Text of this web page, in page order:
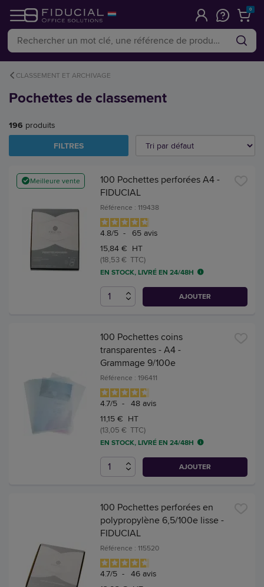
0
CLASSEMENT ET ARCHIVAGE
Pochettes de classement
196 produits
FILTRES
Meilleure vente
100 Pochettes perforées A4 -
FIDUCIAL
Référence : 119438
4.8/5 - 65 avis
15,84 € HT
(18,53 € TTC)
EN STOCK, LIVRÉ EN 24/48H
AJOUTER
100 Pochettes coins
transparentes - A4 -
Grammage 9/100e
Référence : 196411
4.7/5 - 48 avis
11,15 € HT
(13,05 € TTC)
EN STOCK, LIVRÉ EN 24/48H
AJOUTER
100 Pochettes perforées en
polypropylène 6,5/100e lisse -
FIDUCIAL
Référence : 115520
4.7/5 - 46 avis